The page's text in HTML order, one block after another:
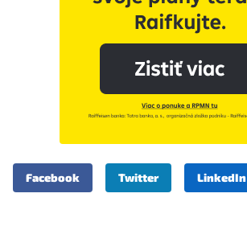
Facebook Twitter LinkedIn